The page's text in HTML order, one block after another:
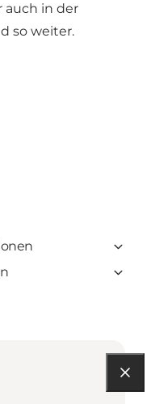
auch in der
so weiter.